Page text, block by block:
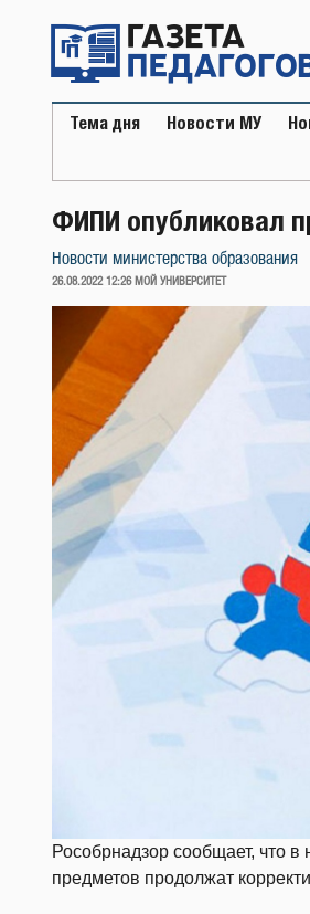
содержимому
Тема дня Новости МУ
ФИПИ опубликовал
Новости министерства образования
ОПУБЛИКОВАНО
26.08.2022 12:26 МОЙ УНИВЕРСИТЕТ
Рособрнадзор сообщает, что
предметов продолжат